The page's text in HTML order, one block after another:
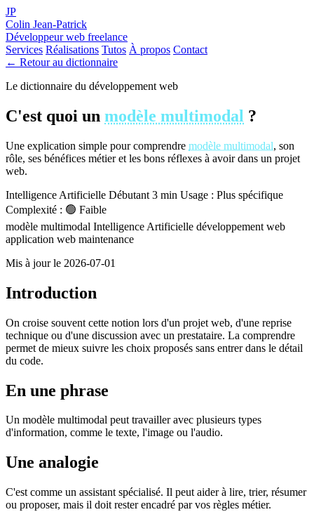
JP
Colin Jean-Patrick
Développeur web freelance
Services Réalisations Tutos À propos Contact
← Retour au dictionnaire
Le dictionnaire du développement web
C'est quoi un modèle multimodal ?
Une explication simple pour comprendre modèle multimodal, son
rôle, ses bénéfices métier et les bons réflexes à avoir dans un projet
web.
Intelligence Artificielle Débutant 3 min Usage : Plus spécifique
Complexité : 🟢 Faible
modèle multimodal Intelligence Artificielle développement web
application web maintenance
Mis à jour le 2026-07-01
Introduction
On croise souvent cette notion lors d'un projet web, d'une reprise
technique ou d'une discussion avec un prestataire. La comprendre
permet de mieux suivre les choix proposés sans entrer dans le détail
du code.
En une phrase
Un modèle multimodal peut travailler avec plusieurs types
d'information, comme le texte, l'image ou l'audio.
Une analogie
C'est comme un assistant spécialisé. Il peut aider à lire, trier, résumer
ou proposer, mais il doit rester encadré par vos règles métier.